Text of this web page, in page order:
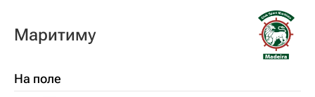
Маритиму
На поле